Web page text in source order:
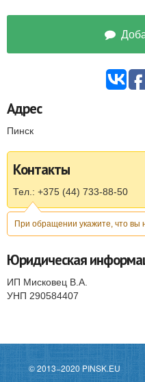
Адрес
Пинск
Контакты
Тел.: +375 (44) 733-88-50
При обращении укажите, что
Юридическая
ИП Мисковец В.А.
УНП 290584407
© 2013−2020 PINSK.EU